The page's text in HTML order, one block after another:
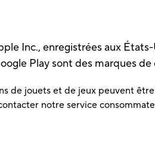
Inc., enregistrées aux
Play sont des marques
de jouets et de jeux peuvent
notre service